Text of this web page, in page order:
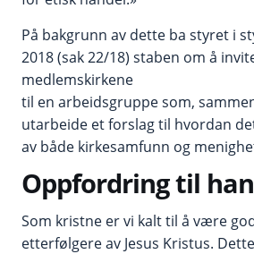
På bakgrunn av dette ba styret i
2018 (sak 22/18) staben om å
medlemskirkene
til en arbeidsgruppe som,
utarbeide et forslag til hvordan
av både kirkesamfunn og
Oppfordring til
Som kristne er vi kalt til å være
etterfølgere av Jesus Kristus.